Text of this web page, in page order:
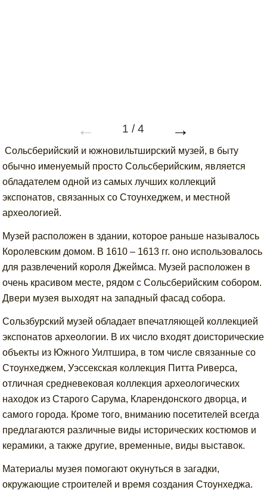
← 1 /4 →
Сольсберийский и южновильтширский музей, в быту
обычно именуемый просто Сольсберийским, является
обладателем одной из самых лучших коллекций
экспонатов, связанных со Стоунхеджем, и местной
археологией.
Музей расположен в здании, которое раньше называлось
Королевским домом. В 1610 – 1613 гг. оно использовалось
для развлечений короля Джеймса. Музей расположен в
очень красивом месте, рядом с Сольсберийским собором.
Двери музея выходят на западный фасад собора.
Сользбурский музей обладает впечатляющей коллекцией
экспонатов археологии. В их число входят доисторические
объекты из Южного Уилтшира, в том числе связанные со
Стоунхеджем, Уэссекская коллекция Питта Риверса,
отличная средневековая коллекция археологических
находок из Старого Сарума, Кларендонского дворца, и
самого города. Кроме того, вниманию посетителей всегда
предлагаются различные виды исторических костюмов и
керамики, а также другие, временные, виды выставок.
Материалы музея помогают окунуться в загадки,
окружающие строителей и время создания Стоунхеджа.